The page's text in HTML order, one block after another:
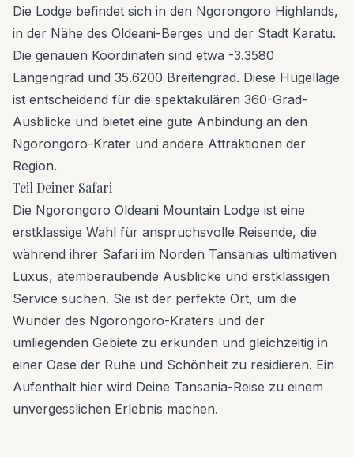
Die Lodge befindet sich in den Ngorongoro Highlands,
in der Nähe des Oldeani-Berges und der Stadt Karatu.
Die genauen Koordinaten sind etwa -3.3580
Längengrad und 35.6200 Breitengrad. Diese Hügellage
ist entscheidend für die spektakulären 360-Grad-
Ausblicke und bietet eine gute Anbindung an den
Ngorongoro-Krater und andere Attraktionen der
Region.
Teil Deiner Safari
Die Ngorongoro Oldeani Mountain Lodge ist eine
erstklassige Wahl für anspruchsvolle Reisende, die
während ihrer Safari im Norden Tansanias ultimativen
Luxus, atemberaubende Ausblicke und erstklassigen
Service suchen. Sie ist der perfekte Ort, um die
Wunder des Ngorongoro-Kraters und der
umliegenden Gebiete zu erkunden und gleichzeitig in
einer Oase der Ruhe und Schönheit zu residieren. Ein
Aufenthalt hier wird Deine Tansania-Reise zu einem
unvergesslichen Erlebnis machen.